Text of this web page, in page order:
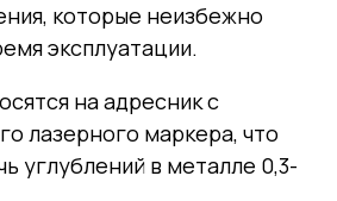
которые неизбежно
эксплуатации.
на адресник с
лазерного маркера, что
углублений в металле 0,3-